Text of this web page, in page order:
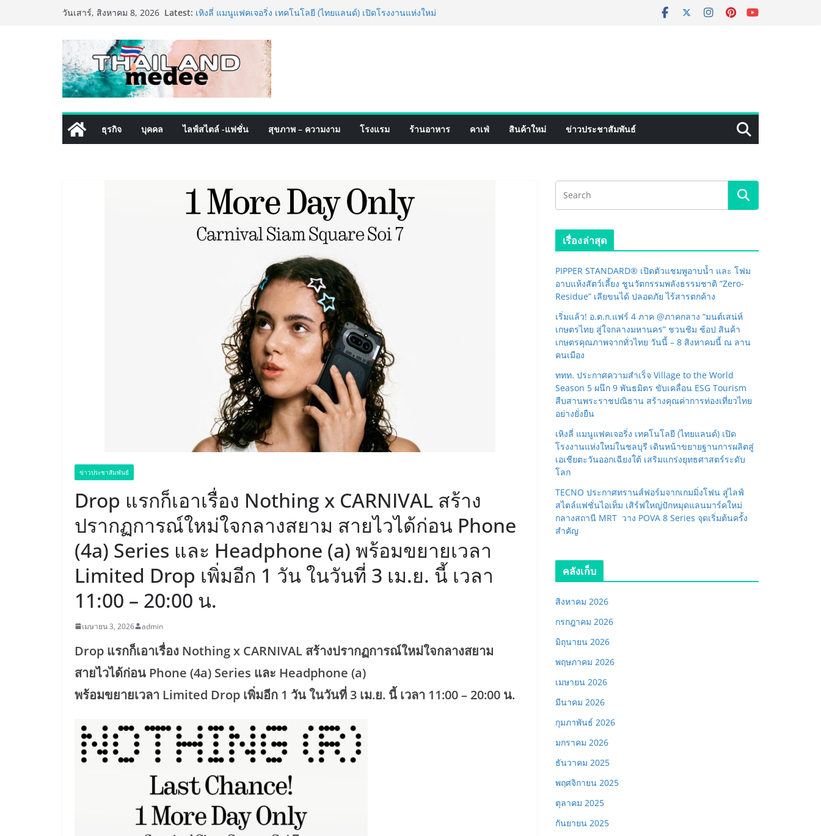
วันเสาร์, สิงหาคม 8, 2026 Latest: เหิงลี่ แมนูแฟคเจอริ่ง เทคโนโลยี (ไทยแลนด์) เปิดโรงงานแห่งใหม่
TECNO ประกาศทรานส์ฟอร์มจากเกมมิ่งโฟน สู่ไลฟ์สไตล์แฟชั่นไอ
เท็ม เสิร์ฟใหญ่ปักหมุดแลนมาร์คใหม่กลางสถานี MRT วาง POVA
8 Series จุดเริ่มต้นครั้งสำคัญ
PIPPER STANDARD® เปิดตัวแชมพูอาบน้ำ และ โฟมอาบแห้งสัตว์
เลี้ยง ชูนวัตกรรมพลังธรรมชาติ “Zero-Residue” เลียขนได้
ปลอดภัย ไร้สารตกค้าง
เริ่มแล้ว! อ.ต.ก.แฟร์ 4 ภาค @ภาคกลาง “มนต์เสน่ห์เกษตรไทย สู่
ใจกลางมหานคร” ชวนชิม ช้อป สินค้าเกษตรคุณภาพจากทั่ว
ไทย วันนี้ – 8 สิงหาคมนี้ ณ ลานคนเมือง
ธุรกิจ บุคคล ไลฟ์สไตล์ -แฟชั่น สุขภาพ – ความงาม โรงแรม ร้านอาหาร คาเฟ่ สินค้าใหม่ ข่าวประชาสัมพันธ์
ข่าวประชาสัมพันธ์
Drop แรกก็เอาเรื่อง Nothing x CARNIVAL สร้าง
ปรากฏการณ์ใหม่ใจกลางสยาม สายไวได้ก่อน Phone
(4a) Series และ Headphone (a) พร้อมขยายเวลา
Limited Drop เพิ่มอีก 1 วัน ในวันที่ 3 เม.ย. นี้ เวลา
11:00 – 20:00 น.
เมษายน 3, 2026 admin
Drop แรกก็เอาเรื่อง Nothing x CARNIVAL สร้างปรากฏการณ์ใหม่ใจกลางสยาม
สายไวได้ก่อน Phone (4a) Series และ Headphone (a)
พร้อมขยายเวลา Limited Drop เพิ่มอีก 1 วัน ในวันที่ 3 เม.ย. นี้ เวลา 11:00 – 20:00 น.
เรื่องล่าสุด
PIPPER STANDARD® เปิดตัวแชมพูอาบน้ำ และ โฟม
อาบแห้งสัตว์เลี้ยง ชูนวัตกรรมพลังธรรมชาติ “Zero-
Residue” เลียขนได้ ปลอดภัย ไร้สารตกค้าง
เริ่มแล้ว! อ.ต.ก.แฟร์ 4 ภาค @ภาคกลาง “มนต์เสน่ห์
เกษตรไทย สู่ใจกลางมหานคร” ชวนชิม ช้อป สินค้า
เกษตรคุณภาพจากทั่วไทย วันนี้ – 8 สิงหาคมนี้ ณ ลาน
คนเมือง
ททท. ประกาศความสำเร็จ Village to the World
Season 5 ผนึก 9 พันธมิตร ขับเคลื่อน ESG Tourism
สืบสานพระราชปณิธาน สร้างคุณค่าการท่องเที่ยวไทย
อย่างยั่งยืน
เหิงลี่ แมนูแฟคเจอริ่ง เทคโนโลยี (ไทยแลนด์) เปิด
โรงงานแห่งใหม่ในชลบุรี เดินหน้าขยายฐานการผลิตสู่
เอเชียตะวันออกเฉียงใต้ เสริมแกร่งยุทธศาสตร์ระดับ
โลก
TECNO ประกาศทรานส์ฟอร์มจากเกมมิ่งโฟน สู่ไลฟ์
สไตล์แฟชั่นไอเท็ม เสิร์ฟใหญ่ปักหมุดแลนมาร์คใหม่
กลางสถานี MRT วาง POVA 8 Series จุดเริ่มต้นครั้ง
สำคัญ
คลังเก็บ
สิงหาคม 2026
กรกฎาคม 2026
มิถุนายน 2026
พฤษภาคม 2026
เมษายน 2026
มีนาคม 2026
กุมภาพันธ์ 2026
มกราคม 2026
ธันวาคม 2025
พฤศจิกายน 2025
ตุลาคม 2025
กันยายน 2025